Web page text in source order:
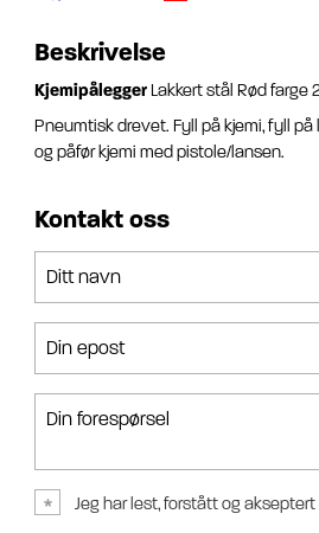
Beskrivelse
Kjemipålegger Lakkert stål Rød farge
Pneumtisk drevet. Fyll på kjemi, fyll
og påfør kjemi med pistole/lansen.
Kontakt oss
Ditt navn
Din epost
Din forespørsel
Jeg har lest, forstått og